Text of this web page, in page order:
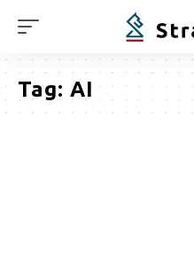
Tag:AI